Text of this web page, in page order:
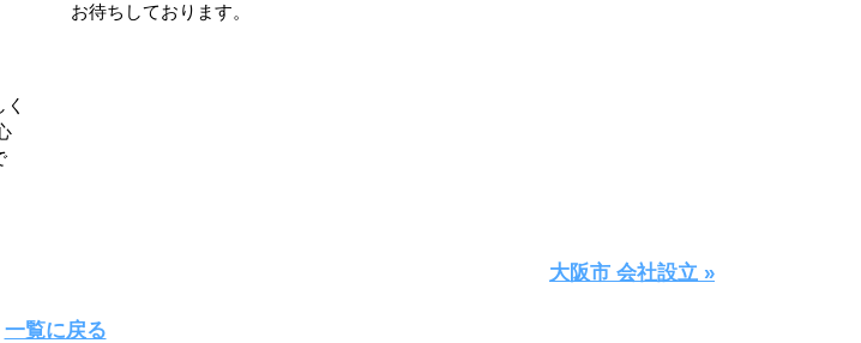
お待ちしております。
大阪市 会社設立 »
一覧に戻る